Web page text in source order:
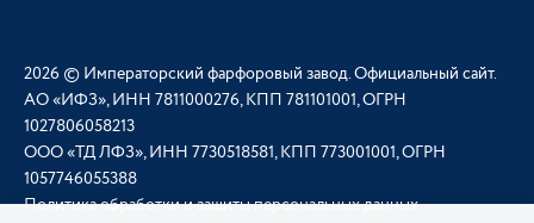
2026 © Императорский фарфоровый завод. Официальный сайт.
АО «ИФЗ», ИНН 7811000276, КПП 781101001, ОГРН
1027806058213
ООО «ТД ЛФЗ», ИНН 7730518581, КПП 773001001, ОГРН
1057746055388
Политика обработки и защиты персональных данных